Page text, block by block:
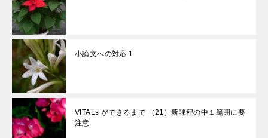
小論文への対応 1
VITALs ができるまで （21）新課程の中１範囲に要
注意